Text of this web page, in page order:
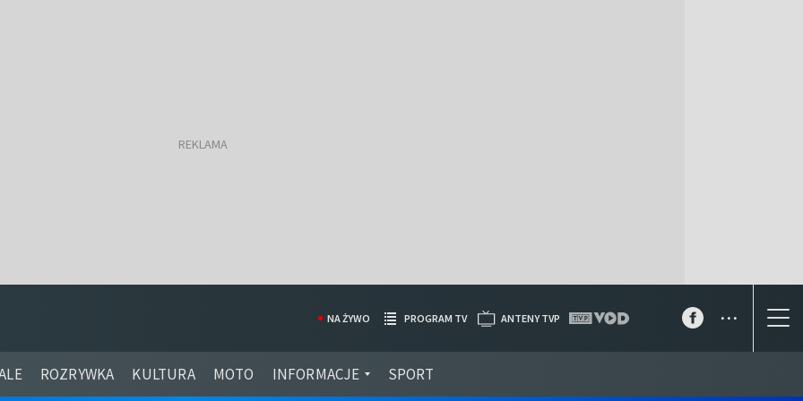
ROZRYWKA KULTURA MOTO INFORMACJE SPORT
NA ŻYWO PROGRAM TV ANTENY TVP ...